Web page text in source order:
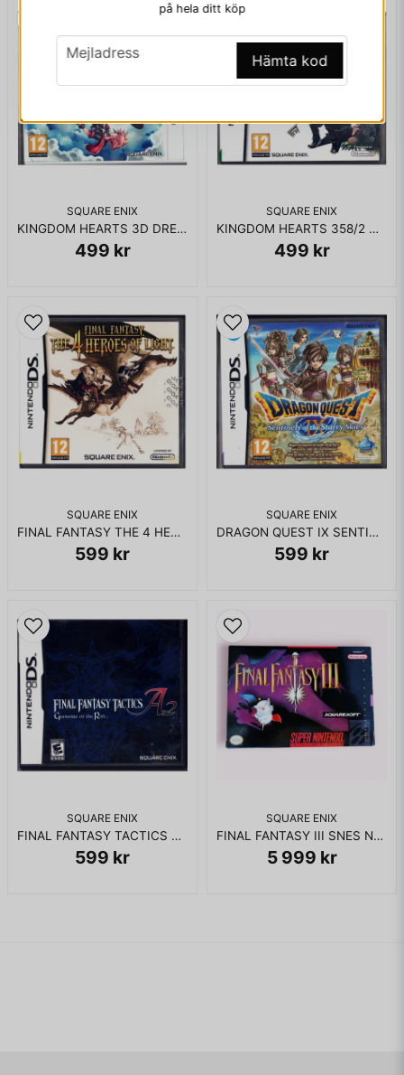
SQUARE ENIX
KINGDOM HEARTS 3D DREAM DROP DISTANCE 3DS
499 kr
SQUARE ENIX
KINGDOM HEARTS 358/2 DAYS DS
499 kr
SQUARE ENIX
FINAL FANTASY THE 4 HEROES OF LIGHT DS
599 kr
SQUARE ENIX
DRAGON QUEST IX SENTINELS OF THE STARRY SKIES DS
599 kr
SQUARE ENIX
FINAL FANTASY TACTICS A2 GRIMORE OF THE RIFT DS
599 kr
SQUARE ENIX
FINAL FANTASY III SNES NTSC USA
5 999 kr
emailMejladress
på hela ditt köp
email
Mejladress Hämta kod